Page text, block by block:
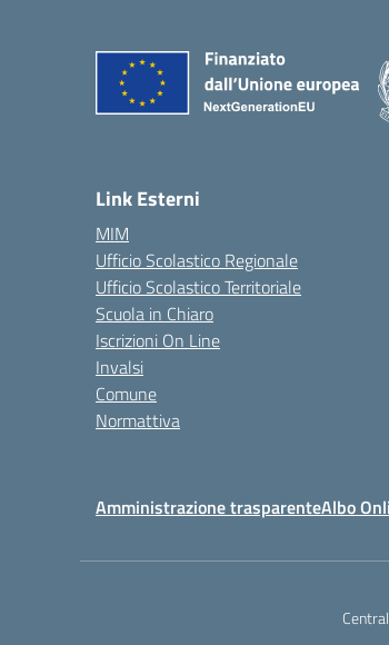
Link Esterni
MIM
Ufficio Scolastico Regionale
Ufficio Scolastico Territoriale
Scuola in Chiaro
Iscrizioni On Line
Invalsi
Comune
Normattiva
Amministrazione trasparenteAlbo